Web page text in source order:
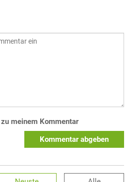
meinem Kommentar
Kommentar abgeben